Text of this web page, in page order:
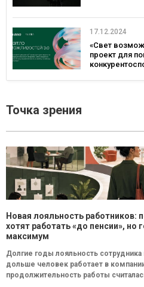
17.12.2024
«Свет
проект для
Точка зрения
Новая лояльность работников:
хотят работать «до пенсии», но
максимум
Долгие годы лояльность
дольше человек работает в
продолжительность работы